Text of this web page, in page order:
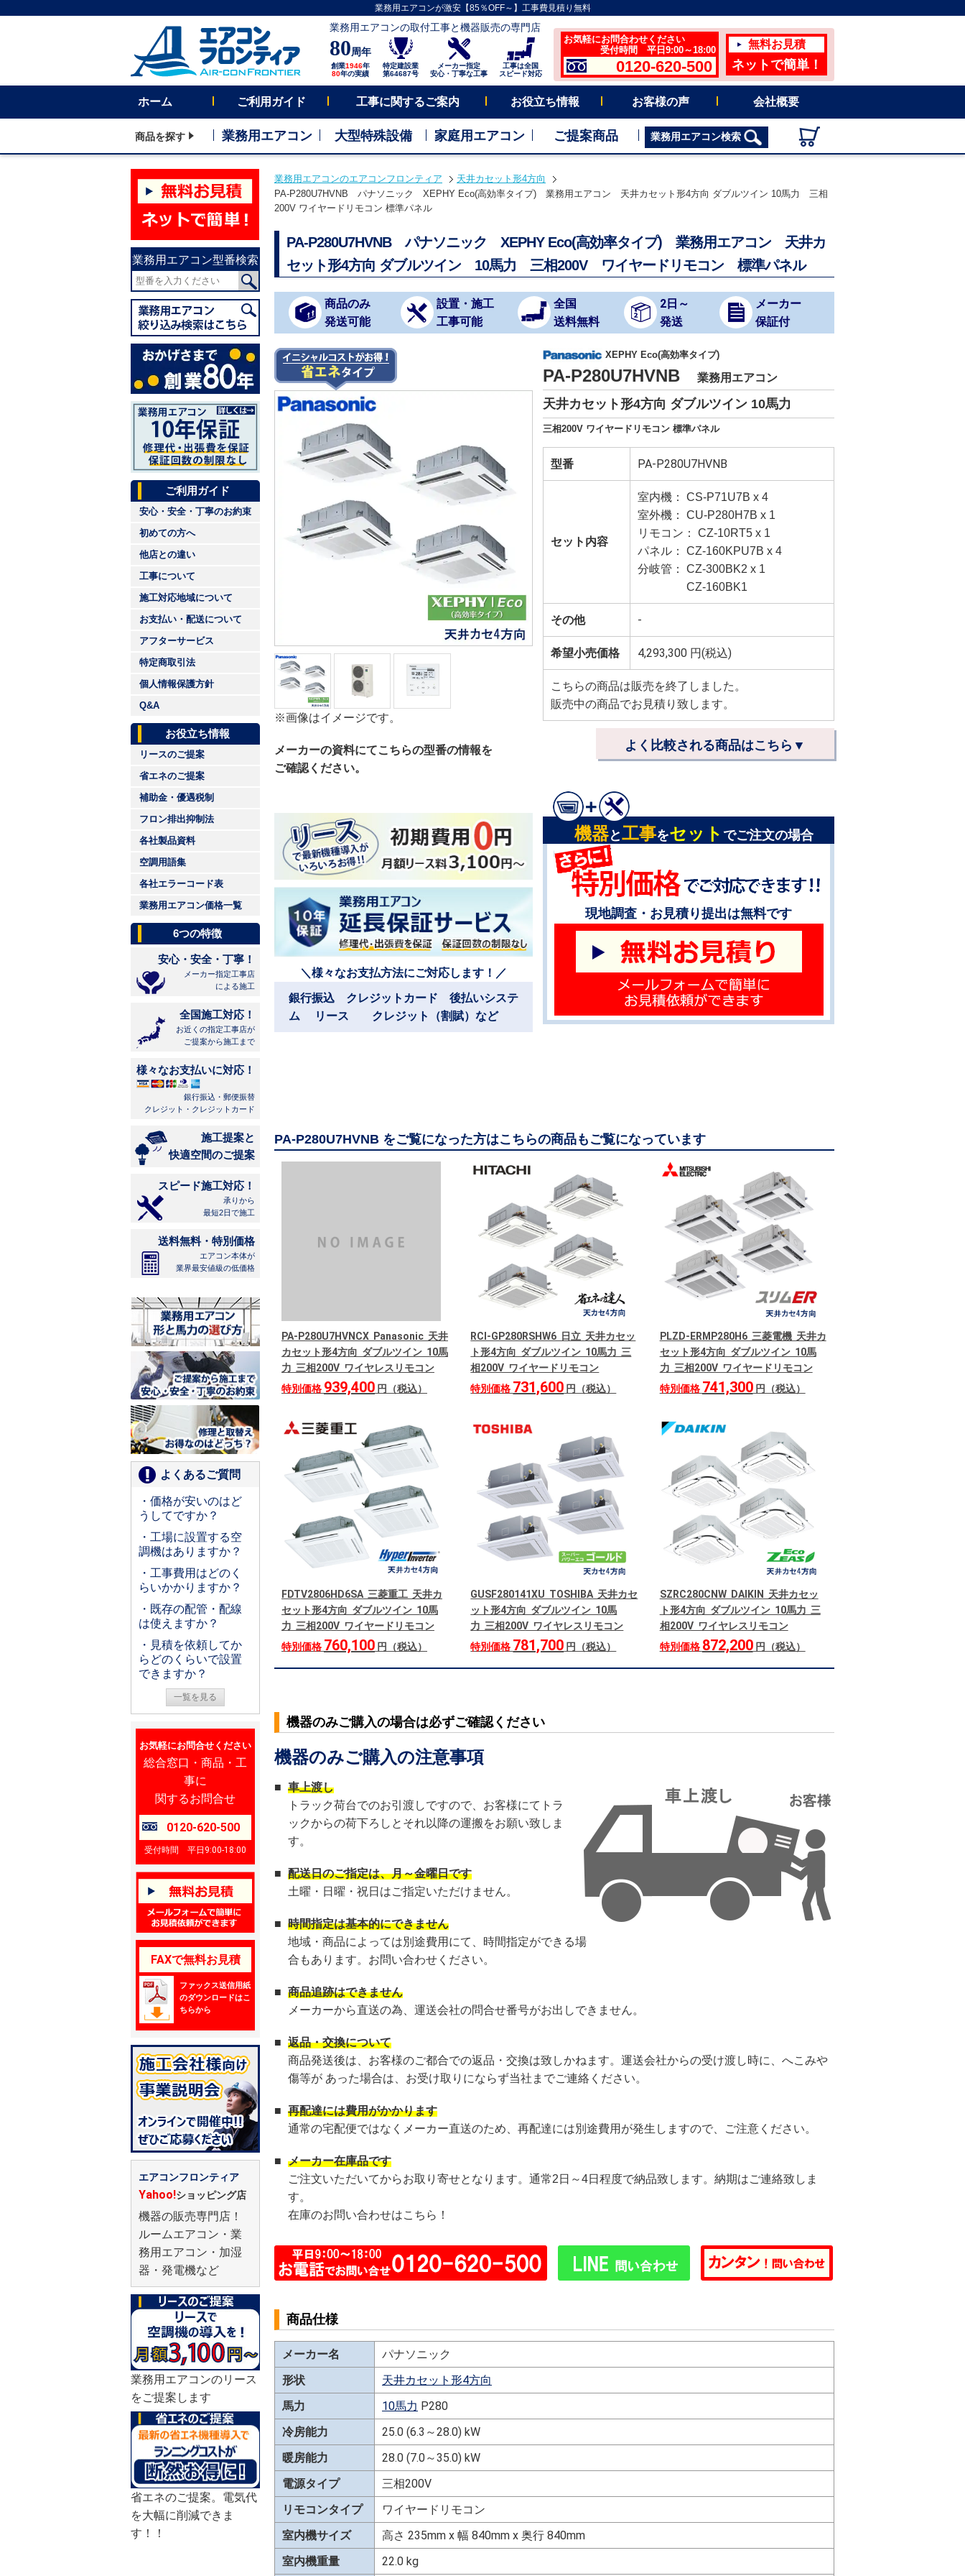
業務用エアコンが激安【85％OFF～】工事費見積り無料
業務用エアコンの取付工事と機器販売の専門店
80周年
創業1946年
80年の実績
特定建設業
第64687号
メーカー指定
安心・丁寧な工事
工事は全国
スピード対応
お気軽にお問合わせください
受付時間 平日9:00～18:00
0120-620-500
無料お見積
ネットで簡単！
ホーム ご利用ガイド 工事に関するご案内 お役立ち情報 お客様の声 会社概要
商品を探す 業務用エアコン 大型特殊設備 家庭用エアコン ご提案商品 業務用エアコン検索
業務用エアコン型番検索
ご利用ガイド
安心・安全・丁寧のお約束
初めての方へ
他店との違い
工事について
施工対応地域について
お支払い・配送について
アフターサービス
特定商取引法
個人情報保護方針
Q&A
お役立ち情報
リースのご提案
省エネのご提案
補助金・優遇税制
フロン排出抑制法
各社製品資料
空調用語集
各社エラーコード表
業務用エアコン価格一覧
6つの特徴
安心・安全・丁寧！
メーカー指定工事店
による施工
全国施工対応！
お近くの指定工事店が
ご提案から施工まで
様々なお支払いに対応！
銀行振込・郵便振替
クレジット・クレジットカード
施工提案と
快適空間のご提案
スピード施工対応！
承りから
最短2日で施工
送料無料・特別価格
エアコン本体が
業界最安値級の低価格
よくあるご質問
・価格が安いのはど
うしてですか？
・工場に設置する空
調機はありますか？
・工事費用はどのく
らいかかりますか？
・既存の配管・配線
は使えますか？
・見積を依頼してか
らどのくらいで設置
できますか？
一覧を見る
お気軽にお問合せください
総合窓口・商品・工
事に
関するお問合せ
0120-620-500
受付時間 平日9:00-18:00
FAXで無料お見積
ファックス送信用紙
のダウンロードはこ
ちらから
エアコンフロンティア
Yahoo!ショッピング店
機器の販売専門店！
ルームエアコン・業
務用エアコン・加湿
器・発電機など
業務用エアコンのリース
をご提案します
省エネのご提案。電気代
を大幅に削減できま
す！！
業務用エアコンのエアコンフロンティア
天井カセット形4方向
PA-P280U7HVNB パナソニック XEPHY Eco(高効率タイプ) 業務用エアコン 天井カセット形4方向 ダブルツイン 10馬力 三相
200V ワイヤードリモコン 標準パネル
PA-P280U7HVNB パナソニック XEPHY Eco(高効率タイプ) 業務用エアコン 天井カ
セット形4方向 ダブルツイン 10馬力 三相200V ワイヤードリモコン 標準パネル
商品のみ
発送可能
設置・施工
工事可能
全国
送料無料
2日～
発送
メーカー
保証付
※画像はイメージです。
メーカーの資料にてこちらの型番の情報を
ご確認ください。
XEPHY Eco(高効率タイプ)
PA-P280U7HVNB 業務用エアコン
天井カセット形4方向 ダブルツイン 10馬力
三相200V ワイヤードリモコン 標準パネル
型番 PA-P280U7HVNB
セット内容
室内機： CS-P71U7B x 4
室外機： CU-P280H7B x 1
リモコン： CZ-10RT5 x 1
パネル： CZ-160KPU7B x 4
分岐管： CZ-300BK2 x 1
CZ-160BK1
その他 -
希望小売価格 4,293,300 円(税込)
こちらの商品は販売を終了しました。
販売中の商品でお見積り致します。
よく比較される商品はこちら▼
＼様々なお支払方法にご対応します！／
銀行振込 クレジットカード 後払いシステ
ム リース クレジット（割賦）など
機器と工事をセット でご注文の場合
現地調査・お見積り提出は無料です
PA-P280U7HVNB をご覧になった方はこちらの商品もご覧になっています
PA-P280U7HVNCX Panasonic 天井
カセット形4方向 ダブルツイン 10馬
力 三相200V ワイヤレスリモコン
特別価格 939,400 円（税込）
RCI-GP280RSHW6 日立 天井カセッ
ト形4方向 ダブルツイン 10馬力 三
相200V ワイヤードリモコン
特別価格 731,600 円（税込）
PLZD-ERMP280H6 三菱電機 天井カ
セット形4方向 ダブルツイン 10馬
力 三相200V ワイヤードリモコン
特別価格 741,300円（税込）
FDTV2806HD6SA 三菱重工 天井カ
セット形4方向 ダブルツイン 10馬
力 三相200V ワイヤードリモコン
特別価格 760,100 円（税込）
GUSF280141XU TOSHIBA 天井カセ
ット形4方向 ダブルツイン 10馬
力 三相200V ワイヤレスリモコン
特別価格 781,700 円（税込）
SZRC280CNW DAIKIN 天井カセッ
ト形4方向 ダブルツイン 10馬力 三
相200V ワイヤレスリモコン
特別価格 872,200円（税込）
機器のみご購入の場合は必ずご確認ください
機器のみご購入の注意事項
■ 車上渡し
トラック荷台でのお引渡しですので、お客様にてトラ
ックからの荷下ろしとそれ以降の運搬をお願い致しま
す。
■ 配送日のご指定は、月～金曜日です
土曜・日曜・祝日はご指定いただけません。
■ 時間指定は基本的にできません
地域・商品によっては別途費用にて、時間指定ができる場
合もあります。お問い合わせください。
■ 商品追跡はできません
メーカーから直送の為、運送会社の問合せ番号がお出しできません。
■ 返品・交換について
商品発送後は、お客様のご都合での返品・交換は致しかねます。運送会社からの受け渡し時に、へこみや
傷等が あった場合は、お受け取りにならず当社までご連絡ください。
■ 再配達には費用がかかります
通常の宅配便ではなくメーカー直送のため、再配達には別途費用が発生しますので、ご注意ください。
■ メーカー在庫品です
ご注文いただいてからお取り寄せとなります。通常2日～4日程度で納品致します。納期はご連絡致しま
す。
在庫のお問い合わせはこちら！
商品仕様
メーカー名
パナソニック
形状
天井カセット形4方向
馬力
10馬力 P280
冷房能力
25.0 (6.3～28.0) kW
暖房能力
28.0 (7.0～35.0) kW
電源タイプ
三相200V
リモコンタイプ
ワイヤードリモコン
室内機サイズ
高さ 235mm x 幅 840mm x 奥行 840mm
室内機重量
22.0 kg